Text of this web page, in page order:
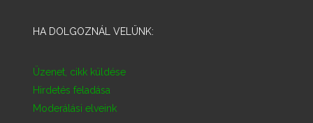
HA DOLGOZNÁL VELÜNK:
Üzenet, cikk küldése
Hirdetés feladása
Moderálási elveink